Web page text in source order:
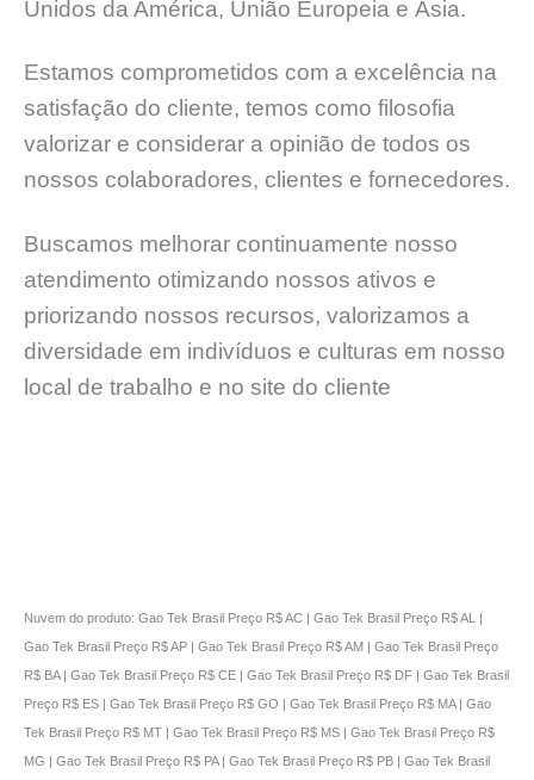
Unidos da América, União Europeia e Ásia.
Estamos comprometidos com a excelência na
satisfação do cliente, temos como filosofia
valorizar e considerar a opinião de todos os
nossos colaboradores, clientes e fornecedores.
Buscamos melhorar continuamente nosso
atendimento otimizando nossos ativos e
priorizando nossos recursos, valorizamos a
diversidade em indivíduos e culturas em nosso
local de trabalho e no site do cliente
Nuvem do produto: Gao Tek Brasil Preço R$ AC | Gao Tek Brasil Preço R$ AL |
Gao Tek Brasil Preço R$ AP | Gao Tek Brasil Preço R$ AM | Gao Tek Brasil Preço
R$ BA | Gao Tek Brasil Preço R$ CE | Gao Tek Brasil Preço R$ DF | Gao Tek Brasil
Preço R$ ES | Gao Tek Brasil Preço R$ GO | Gao Tek Brasil Preço R$ MA | Gao
Tek Brasil Preço R$ MT | Gao Tek Brasil Preço R$ MS | Gao Tek Brasil Preço R$
MG | Gao Tek Brasil Preço R$ PA | Gao Tek Brasil Preço R$ PB | Gao Tek Brasil